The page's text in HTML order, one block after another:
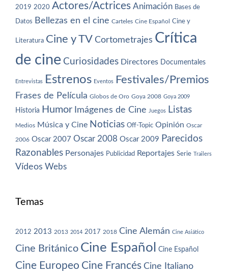
2019 2020 Actores/Actrices Animación Bases de
Datos Bellezas en el cine Carteles Cine Español Cine y
Literatura Cine y TV Cortometrajes Crítica
de cine Curiosidades Directores Documentales
Entrevistas Estrenos Eventos Festivales/Premios
Frases de Película Globos de Oro Goya 2008 Goya 2009
Historia Humor Imágenes de Cine Juegos Listas
Medios Música y Cine Noticias Off-Topic Opinión Oscar
2006 Oscar 2007 Oscar 2008 Oscar 2009 Parecidos
Razonables Personajes Publicidad Reportajes Serie Trailers
Vídeos Webs
Temas
2012 2013 2013 2014 2017 2018 Cine Alemán Cine Asiático
Cine Británico Cine Español Cine Español
Cine Europeo Cine Francés Cine Italiano